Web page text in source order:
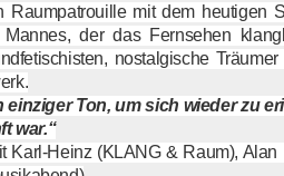
Raumpatrouille mit dem heutigen
der das Fernsehen
nostalgische
Ton, um sich wieder zu
war.“
Karl-Heinz (KLANG & Raum),